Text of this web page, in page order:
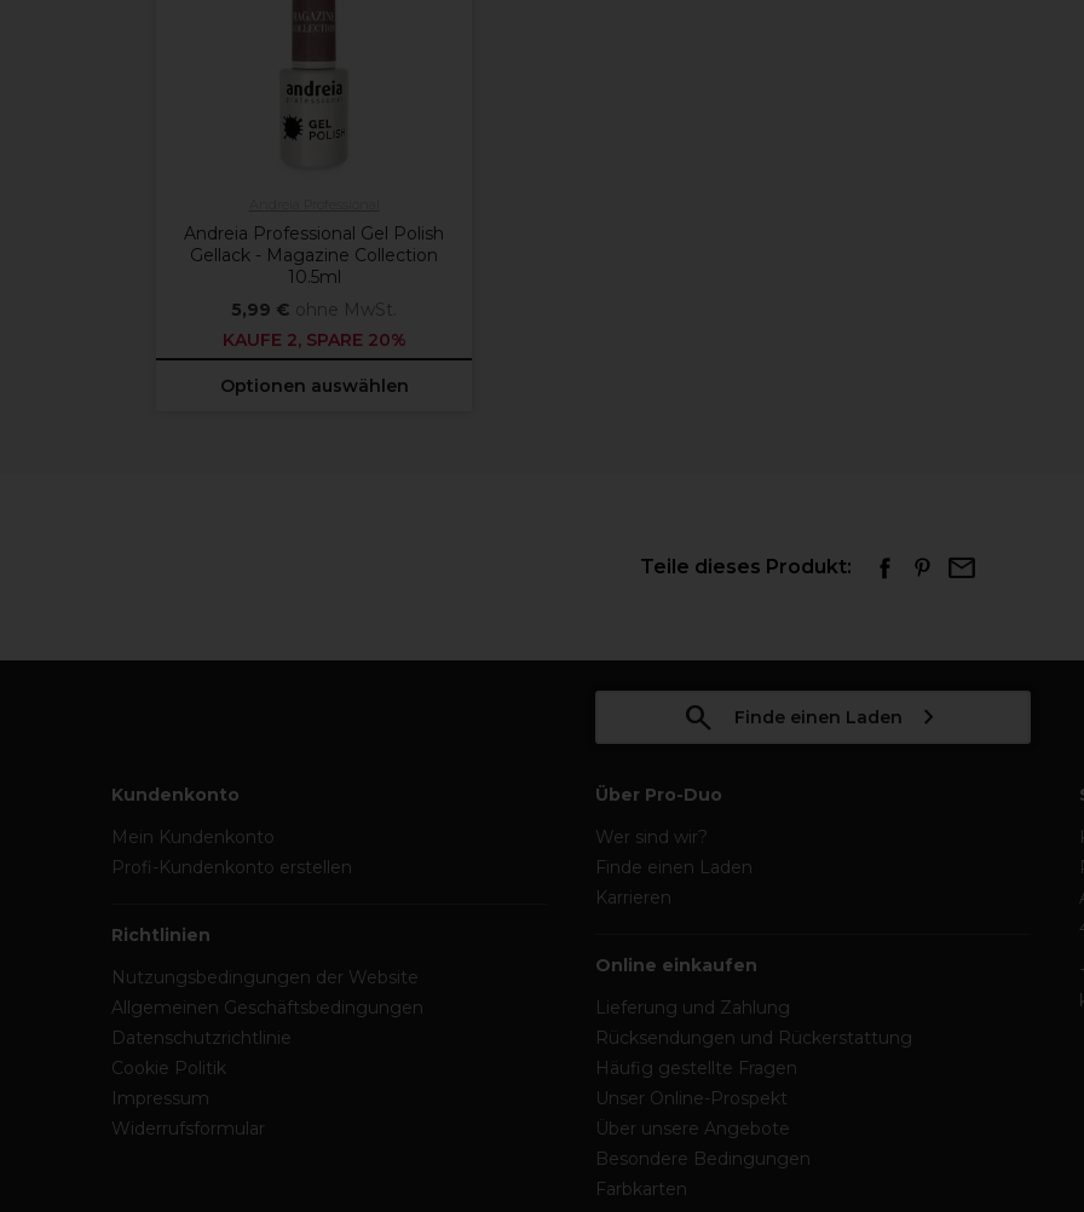
Andreia Professional Gel Polish
Gellack - Magazine Collection
10.5ml
5,99 € ohne MwSt.
KAUFE 2, SPARE 20%
Optionen auswählen
Teile dieses Produkt:
Finde einen Laden
Kundenkonto
Mein Kundenkonto
Profi-Kundenkonto erstellen
Richtlinien
Nutzungsbedingungen der Website
Allgemeinen Geschäftsbedingungen
Datenschutzrichtlinie
Cookie Politik
Impressum
Widerrufsformular
Über Pro-Duo
Wer sind wir?
Finde einen Laden
Karrieren
Online einkaufen
Lieferung und Zahlung
Rücksendungen und Rückerstattung
Häufig gestellte Fragen
Unser Online-Prospekt
Über unsere Angebote
Besondere Bedingungen
Farbkarten